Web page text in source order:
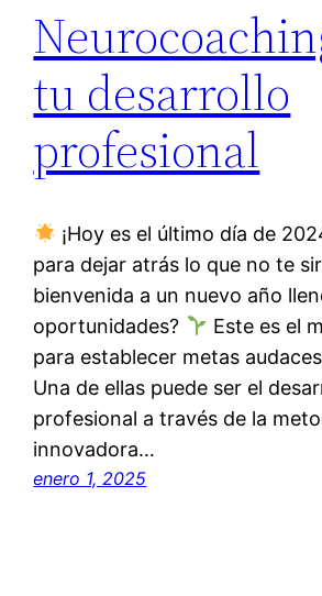
tu desarrollo
profesional
¡Hoy es el último día de
para dejar atrás lo que no te
bienvenida a un nuevo año
oportunidades?
Este es el
para establecer metas
Una de ellas puede ser el
profesional a través de la
innovadora…
enero 1, 2025